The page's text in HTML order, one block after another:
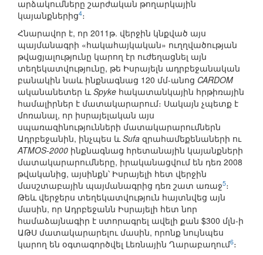
արձակումները շարժական թողարկային
կայանքներից4։
Հնարավոր է, որ 2011թ. վերջին կնքված այս
պայմանագրի «հակահայկական» ուղղվածության
թվացյալությունը կարող էր ուժեղացնել այն
տեղեկատվությունը, թե Իսրայելն ադրբեջանական
բանակին նաև ինքնագնաց 120 մմ-անոց CARDOM
ականանետեր ևSpyke հակատանկային հրթիռային
համալիրներ է մատակարարում։ Սակայն չպետք է
մոռանալ, որ իսրայելական այս
սպառազինությունների մատակարարումներն
Ադրբեջանին, ինչպես ևSufa զրահամեքենաների ու
ATMOS-2000 ինքնագնաց հրետանային կայանքների
մատակարարումները, իրականացվում են դեռ 2008
թվականից, այսինքն՝ Իսրայելի հետ վերջին
մասշտաբային պայմանագրից դեռ շատ առաջ5։
Թեև վերջերս տեղեկատվություն հայտնվեց այն
մասին, որ Ադրբեջանն Իսրայելի հետ նոր
համաձայնագիր է ստորագրել ավելի քան $300 մլն-ի
ԱԹՍ մատակարարելու մասին, որոնք նույնպես
կարող են օգտագործվել Լեռնային Ղարաբաղում6։